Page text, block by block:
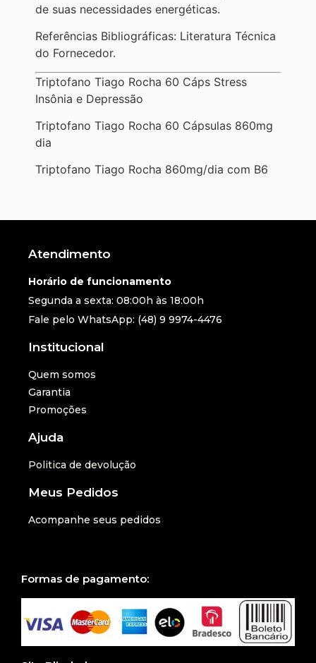
de suas necessidades energéticas.
Referências Bibliográficas: Literatura Técnica
do Fornecedor.
Triptofano Tiago Rocha 60 Cáps Stress
Insônia e Depressão
Triptofano Tiago Rocha 60 Cápsulas 860mg
dia
Triptofano Tiago Rocha 860mg/dia com B6
Atendimento
Horário de funcionamento
Segunda a sexta: 08:00h às 18:00h
Fale pelo WhatsApp: (48) 9 9974-4476
Institucional
Quem somos
Garantia
Promoções
Ajuda
Politica de devolução
Meus Pedidos
Acompanhe seus pedidos
Formas de pagamento: